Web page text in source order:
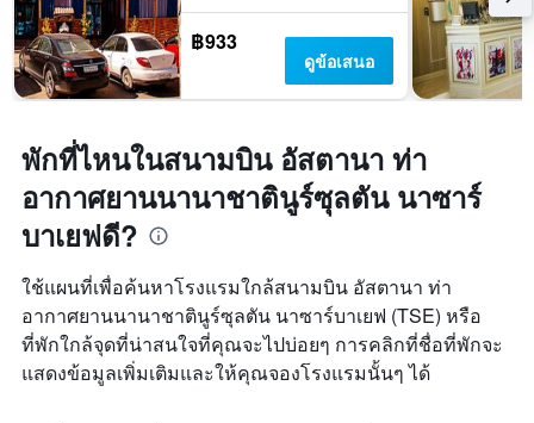
฿933
ดูข้อเสนอ
พักที่ไหนในสนามบิน อัสตานา ท่า
อากาศยานนานาชาตินูร์ซุลตัน นาซาร์
บาเยฟดี?
ใช้แผนที่เพื่อค้นหาโรงแรมใกล้สนามบิน อัสตานา ท่า
อากาศยานนานาชาตินูร์ซุลตัน นาซาร์บาเยฟ (TSE) หรือ
ที่พักใกล้จุดที่น่าสนใจที่คุณจะไปบ่อยๆ การคลิกที่ชื่อที่พักจะ
แสดงข้อมูลเพิ่มเติมและให้คุณจองโรงแรมนั้นๆ ได้